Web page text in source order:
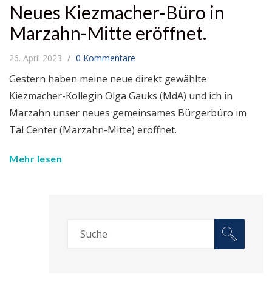
Neues Kiezmacher-Büro in
Marzahn-Mitte eröffnet.
26. April 2023 0 Kommentare
Gestern haben meine neue direkt gewählte
Kiezmacher-Kollegin Olga Gauks (MdA) und ich in
Marzahn unser neues gemeinsames Bürgerbüro im
Tal Center (Marzahn-Mitte) eröffnet.
Mehr lesen